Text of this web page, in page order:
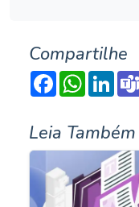
Compartilhe
Facebook
Leia Também